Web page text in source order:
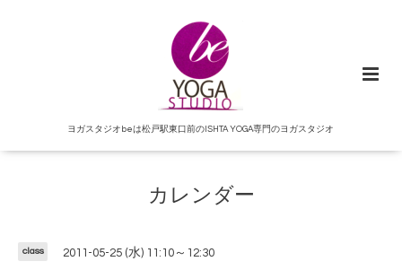
ヨガスタジオbeは松戸駅東口前のISHTA YOGA専門のヨガスタジオ
カレンダー
class 2011-05-25 (水) 11:10～12:30